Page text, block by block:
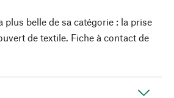
plus belle de sa catégorie : la prise
de textile. Fiche à contact de